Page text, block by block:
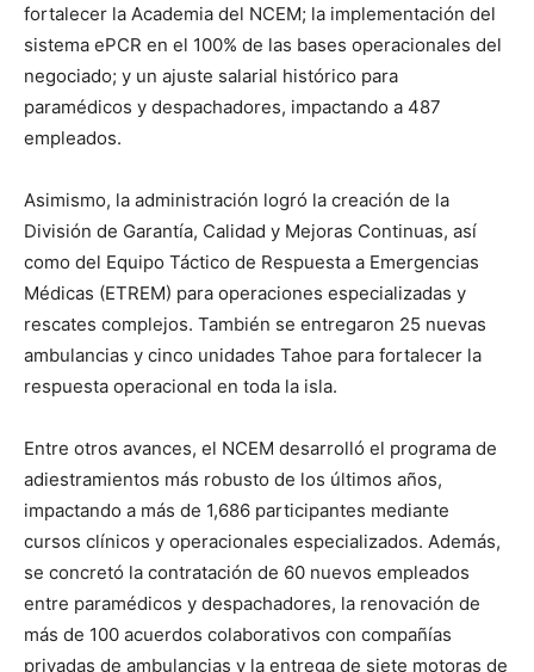
fortalecer la Academia del NCEM; la implementación del
sistema ePCR en el 100% de las bases operacionales del
negociado; y un ajuste salarial histórico para
paramédicos y despachadores, impactando a 487
empleados.
Asimismo, la administración logró la creación de la
División de Garantía, Calidad y Mejoras Continuas, así
como del Equipo Táctico de Respuesta a Emergencias
Médicas (ETREM) para operaciones especializadas y
rescates complejos. También se entregaron 25 nuevas
ambulancias y cinco unidades Tahoe para fortalecer la
respuesta operacional en toda la isla.
Entre otros avances, el NCEM desarrolló el programa de
adiestramientos más robusto de los últimos años,
impactando a más de 1,686 participantes mediante
cursos clínicos y operacionales especializados. Además,
se concretó la contratación de 60 nuevos empleados
entre paramédicos y despachadores, la renovación de
más de 100 acuerdos colaborativos con compañías
privadas de ambulancias y la entrega de siete motoras de